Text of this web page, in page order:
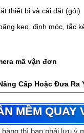
thiết bị và cài đặt (gói)
keo, đinh móc, tắc
mã vận đơn
Cấp Hoặc Đưa Ra
MỀM QUAY
hàng thì bạn phải lưu ý